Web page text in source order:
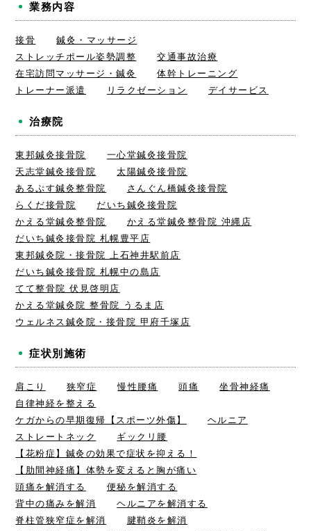
業務内容
接骨
鍼灸・マッサージ
ストレッチポール姿勢調整
交通事故治療
在宅訪問マッサージ・鍼灸
体幹トレーニング
トレーナー派遣
リラクゼーション デイサービス
治療院
東邦鍼灸接骨院
一心堂鍼灸接骨院
天志堂鍼灸接骨院
太陽鍼灸接骨院
あるぷす鍼灸整骨院
さんぐん橋鍼灸接骨院
らくだ接骨院
だいち鍼灸接骨院
かえる堂鍼灸整骨院
かえる堂鍼灸整骨院 沖縄店
だいち鍼灸接骨院 札幌豊平店
東邦鍼灸院・接骨院 上石神井駅前店
だいち鍼灸接骨院 札幌中の島店
てて整骨院 伏見啓明店
かえる堂鍼灸院 整骨院 うるま店
ウェルネス鍼灸院・接骨院 甲府千塚店
症状別施術
肩こり 狭窄症 慢性腰痛 頭痛
坐骨神経痛
自律神経を整える
ケガからの早期復帰【スポーツ外傷】
ヘルニア
ストレートネック
ギックリ腰
【花粉症】鍼灸の効果で症状を抑える！
【肋間神経痛】体勢を変えると胸が痛い
頭痛を解消する
便秘を解消する
背中の痛みを解消
ヘルニアを解消する
脊柱管狭窄症を解消
腱鞘炎を解消